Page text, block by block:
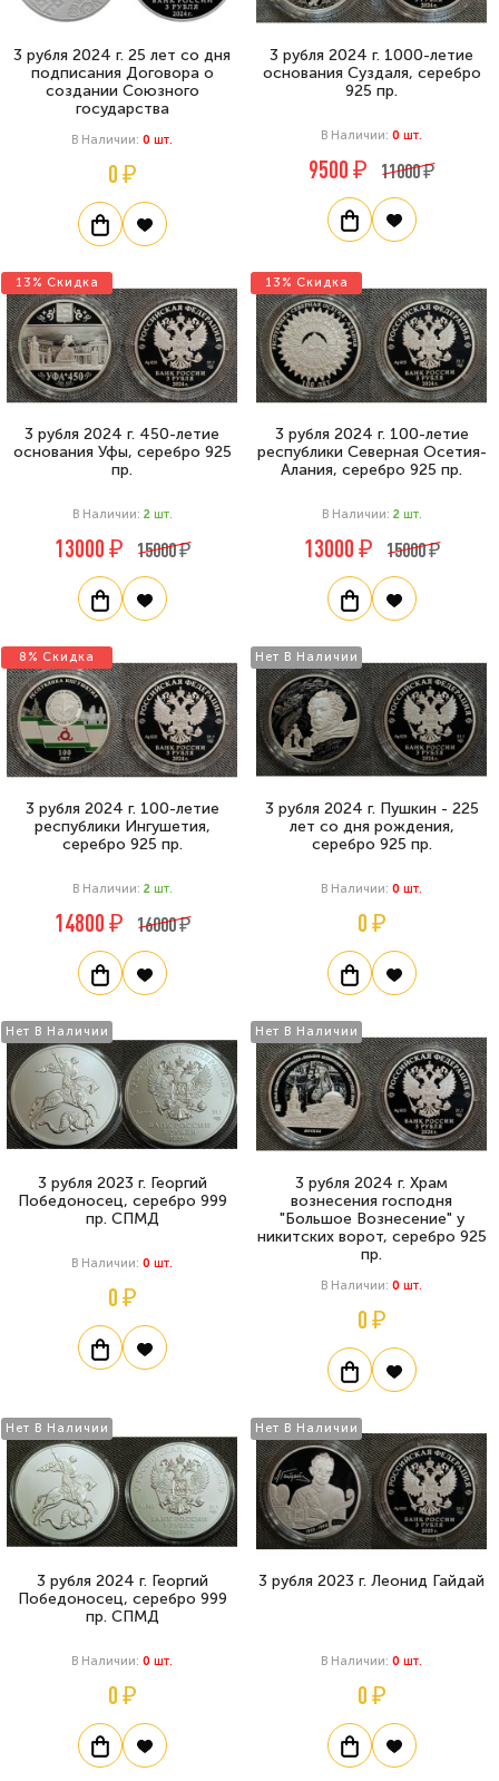
3 рубля 2024 г. 25 лет со дня
подписания Договора о
создании Союзного
государства
В Наличии: 0 Шт.
0 ₽
3 рубля 2024 г. 1000-летие
основания Суздаля, серебро
925 пр.
В Наличии: 0 Шт.
9500 ₽ 11000 ₽
13% Скидка
3 рубля 2024 г. 450-летие
основания Уфы, серебро 925
пр.
В Наличии: 2 Шт.
13000 ₽ 15000 ₽
13% Скидка
3 рубля 2024 г. 100-летие
республики Северная Осетия-
Алания, серебро 925 пр.
В Наличии: 2 Шт.
13000 ₽ 15000 ₽
8% Скидка
3 рубля 2024 г. 100-летие
республики Ингушетия,
серебро 925 пр.
В Наличии: 2 Шт.
14800 ₽ 16000 ₽
Нет В Наличии
3 рубля 2024 г. Пушкин - 225
лет со дня рождения,
серебро 925 пр.
В Наличии: 0 Шт.
0 ₽
Нет В Наличии
3 рубля 2023 г. Георгий
Победоносец, серебро 999
пр. СПМД
В Наличии: 0 Шт.
0 ₽
Нет В Наличии
3 рубля 2024 г. Храм
вознесения господня
"Большое Вознесение" у
никитских ворот, серебро 925
пр.
В Наличии: 0 Шт.
0 ₽
Нет В Наличии
3 рубля 2024 г. Георгий
Победоносец, серебро 999
пр. СПМД
В Наличии: 0 Шт.
0 ₽
Нет В Наличии
3 рубля 2023 г. Леонид Гайдай
В Наличии: 0 Шт.
0 ₽